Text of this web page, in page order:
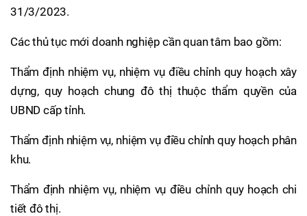
31/3/2023.
Các thủ tục mới doanh nghiệp cần quan tâm bao gồm:
Thẩm định nhiệm vụ, nhiệm vụ điều chỉnh quy hoạch xây
dựng, quy hoạch chung đô thị thuộc thẩm quyền của
UBND cấp tỉnh.
Thẩm định nhiệm vụ, nhiệm vụ điều chỉnh quy hoạch phân
khu.
Thẩm định nhiệm vụ, nhiệm vụ điều chỉnh quy hoạch chi
tiết đô thị.